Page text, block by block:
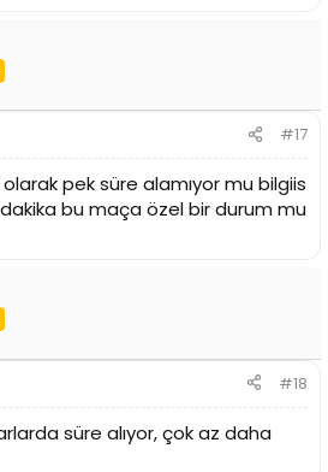
#17
pek süre alamıyor mu bilgiis
bu maça özel bir durum mu
#18
süre alıyor, çok az daha